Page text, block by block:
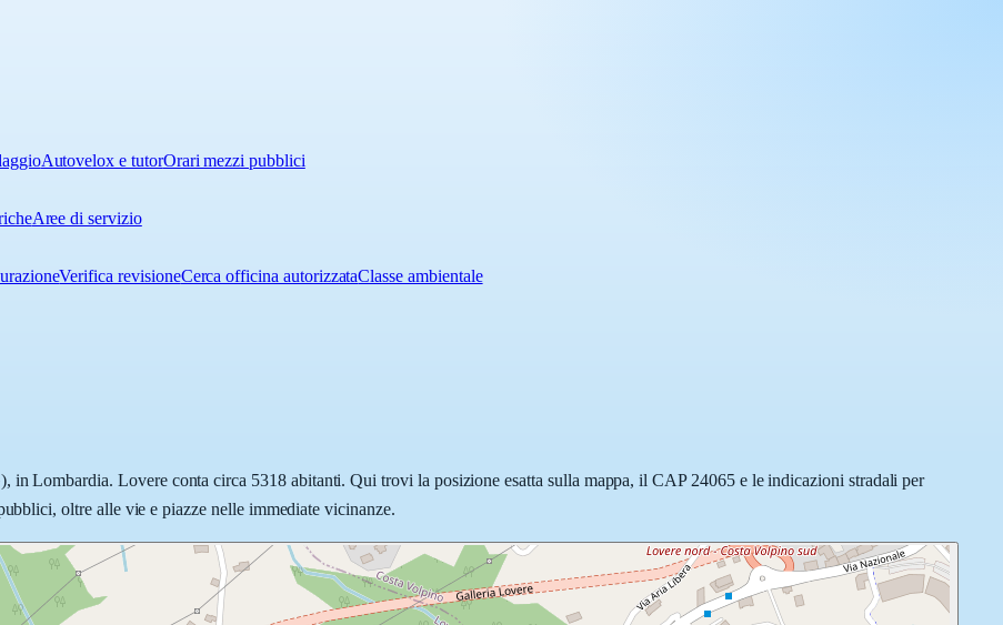
Autovelox e tutorOrari mezzi pubblici
Aree di servizio
Verifica revisioneCerca officina autorizzataClasse ambientale
Lombardia. Lovere conta circa 5318 abitanti. Qui trovi la posizione esatta sulla mappa, il CAP 24065 e le indicazioni stradali per
oltre alle vie e piazze nelle immediate vicinanze.